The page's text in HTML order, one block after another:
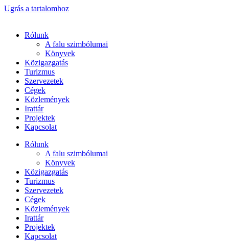
Ugrás a tartalomhoz
Rólunk
A falu szimbólumai
Könyvek
Közigazgatás
Turizmus
Szervezetek
Cégek
Közlemények
Irattár
Projektek
Kapcsolat
Rólunk
A falu szimbólumai
Könyvek
Közigazgatás
Turizmus
Szervezetek
Cégek
Közlemények
Irattár
Projektek
Kapcsolat